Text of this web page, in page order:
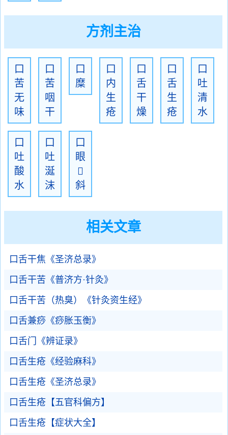
方剂主治
口
苦
无
味
口
苦
咽
干
口
糜
口
内
生
疮
口
舌
干
燥
口
舌
生
疮
口
吐
清
水
口
吐
酸
水
口
吐
涎
沫
口
眼

斜
相关文章
口舌干焦《圣济总录》
口舌干苦《普济方·针灸》
口舌干苦（热臭）《针灸资生经》
口舌兼痧《痧胀玉衡》
口舌门《辨证录》
口舌生疮《经验麻科》
口舌生疮《圣济总录》
口舌生疮【五官科偏方】
口舌生疮【症状大全】